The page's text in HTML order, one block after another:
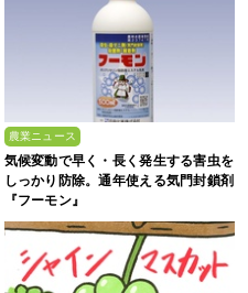
農業ニュース
気候変動で早く・長く発生する害虫を
しっかり防除。通年使える気門封鎖剤
『フーモン』